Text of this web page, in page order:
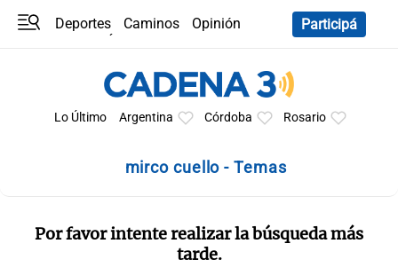
Deportes Caminos
Opinión
Participá
Lo Último Argentina Córdoba Rosario
mirco cuello - Temas
Por favor intente realizar la búsqueda más
tarde.